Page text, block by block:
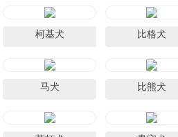
柯基犬 比格犬
马犬 比熊犬